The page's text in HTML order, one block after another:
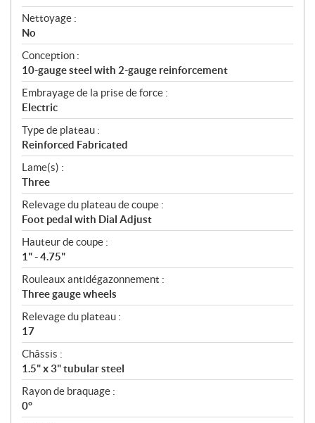
Nettoyage :
No
Conception :
10-gauge steel with 2-gauge reinforcement
Embrayage de la prise de force :
Electric
Type de plateau :
Reinforced Fabricated
Lame(s) :
Three
Relevage du plateau de coupe :
Foot pedal with Dial Adjust
Hauteur de coupe :
1" - 4.75"
Rouleaux antidégazonnement :
Three gauge wheels
Relevage du plateau :
17
Châssis :
1.5" x 3" tubular steel
Rayon de braquage :
0°